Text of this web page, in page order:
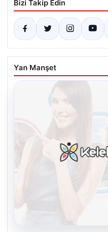
Bizi Takip Edin
Yan Manşet